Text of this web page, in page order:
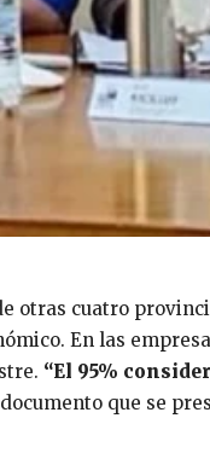
otras cuatro
En las
“El 95%
que se